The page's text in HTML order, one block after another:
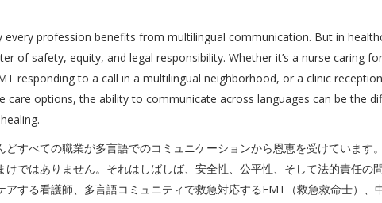
every profession benefits from multilingual communication. But in
of safety, equity, and legal responsibility. Whether it’s a nurse caring
responding to a call in a multilingual neighborhood, or a clinic
care options, the ability to communicate across languages can be the
どすべての職業が多言語でのコミュニケーションから恩恵を受けています
けではありません。それはしばしば、安全性、公平性、そして法的責任の
アする看護師、多言語コミュニティで救急対応するEMT（救急救命士）、